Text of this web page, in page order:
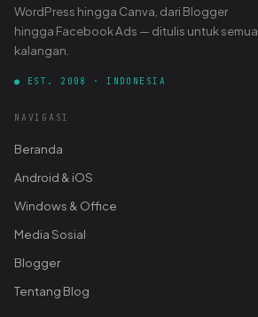
WordPress hingga Canva, dari Blogger
hingga Facebook Ads — ditulis untuk semua
kalangan.
● EST. 2008 · INDONESIA
NAVIGASI
Beranda
Android & iOS
Windows & Office
Media Sosial
Blogger
Tentang Blog